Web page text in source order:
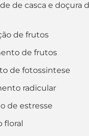
de casca e doçura
de frutos
de frutos
de fotossintese
radicular
de estresse
floral